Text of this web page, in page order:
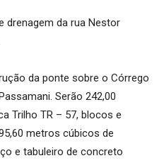
drenagem da rua Nestor
da ponte sobre o Córrego
Serão 242,00
Trilho TR – 57, blocos e
metros cúbicos de
e tabuleiro de concreto